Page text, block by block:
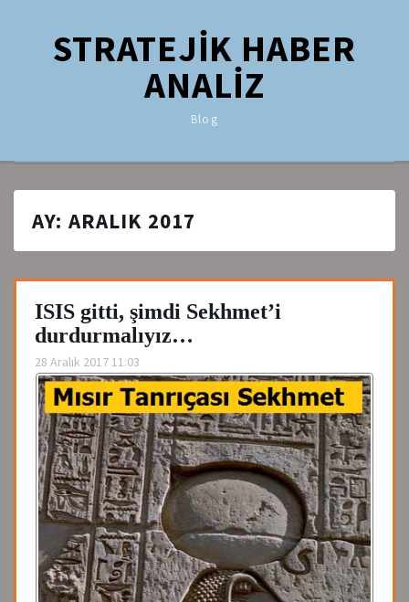
STRATEJİK HABER
ANALİZ
Blog
AY: ARALIK 2017
ISIS gitti, şimdi Sekhmet’i
durdurmalıyız…
28 Aralık 2017 11:03